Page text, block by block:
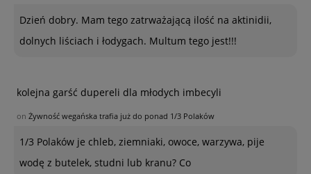
Dzień dobry. Mam tego zatrważającą ilość na aktinidii,
dolnych liściach i łodygach. Multum tego jest!!!
kolejna garść dupereli dla młodych imbecyli
on Żywność wegańska trafia już do ponad 1/3 Polaków
1/3 Polaków je chleb, ziemniaki, owoce, warzywa, pije
wodę z butelek, studni lub kranu? Co